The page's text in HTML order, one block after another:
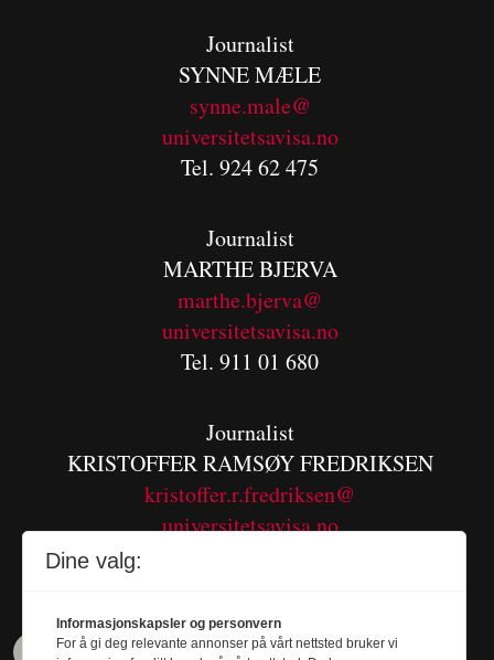
Journalist
SYNNE MÆLE
synne.male@
universitetsavisa.no
Tel. 924 62 475
Journalist
MARTHE BJERVA
marthe.bjerva@
universitetsavisa.no
Tel. 911 01 680
Journalist
KRISTOFFER RAMSØY FREDRIKSEN
kristoffer.r.fredriksen@
universitetsavisa.no
Dine valg:
Informasjonskapsler og personvern
For å gi deg relevante annonser på vårt nettsted bruker vi